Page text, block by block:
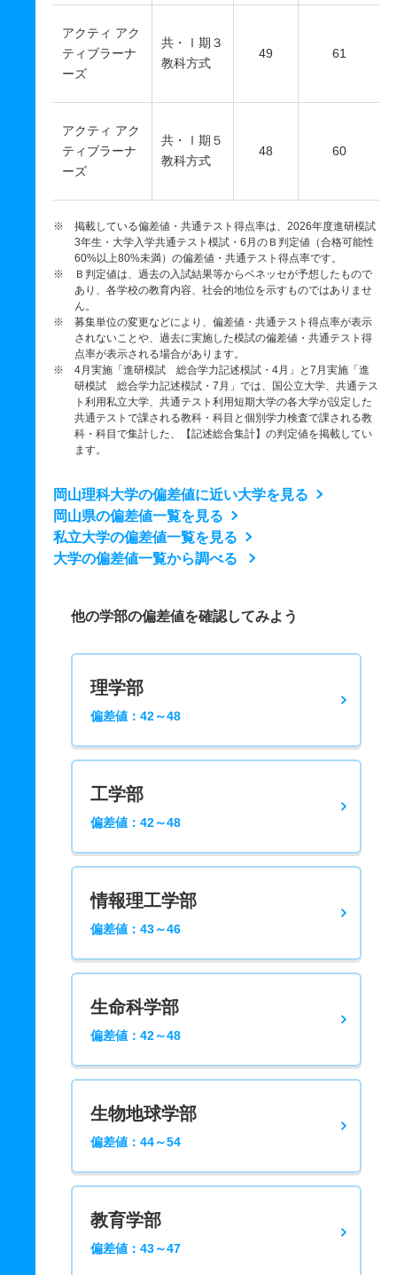
アクティ アク
ティブラーナ
ーズ
共・Ⅰ期３
教科方式
49 61
アクティ アク
ティブラーナ
ーズ
共・Ⅰ期５
教科方式
48 60
※ 掲載している偏差値・共通テスト得点率は、2026年度進研模試
3年生・大学入学共通テスト模試・6月のＢ判定値（合格可能性
60%以上80%未満）の偏差値・共通テスト得点率です。
※ Ｂ判定値は、過去の入試結果等からベネッセが予想したもので
あり、各学校の教育内容、社会的地位を示すものではありませ
ん。
※ 募集単位の変更などにより、偏差値・共通テスト得点率が表示
されないことや、過去に実施した模試の偏差値・共通テスト得
点率が表示される場合があります。
※ 4月実施「進研模試 総合学力記述模試・4月」と7月実施「進
研模試 総合学力記述模試・7月」では、国公立大学、共通テス
ト利用私立大学、共通テスト利用短期大学の各大学が設定した
共通テストで課される教科・科目と個別学力検査で課される教
科・科目で集計した、【記述総合集計】の判定値を掲載してい
ます。
岡山理科大学の偏差値に近い大学を見る
岡山県の偏差値一覧を見る
私立大学の偏差値一覧を見る
大学の偏差値一覧から調べる
他の学部の偏差値を確認してみよう
理学部
偏差値：42～48
工学部
偏差値：42～48
情報理工学部
偏差値：43～46
生命科学部
偏差値：42～48
生物地球学部
偏差値：44～54
教育学部
偏差値：43～47